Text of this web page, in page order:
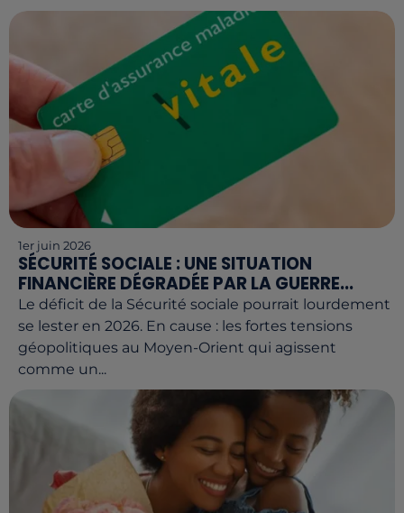
1er juin 2026
SÉCURITÉ SOCIALE : UNE SITUATION
FINANCIÈRE DÉGRADÉE PAR LA GUERRE...
Le déficit de la Sécurité sociale pourrait lourdement
se lester en 2026. En cause : les fortes tensions
géopolitiques au Moyen-Orient qui agissent
comme un...